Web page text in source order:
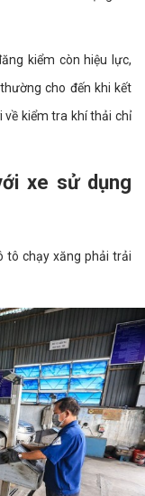
kiểm còn hiệu lực,
cho đến khi kết
về kiểm tra khí thải chỉ
xe sử dụng
tô chạy xăng phải trải